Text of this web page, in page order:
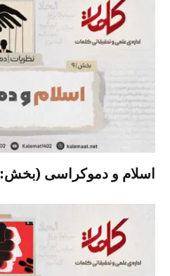
اسلام و دموکراسی (بخش: ۹)